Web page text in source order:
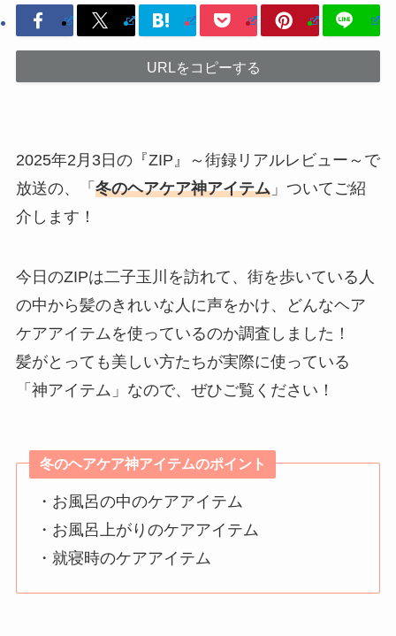
URLをコピーする
2025年2月3日の『ZIP』～街録リアルレビュー～で
放送の、「 冬のヘアケア神アイテム」ついてご紹
介します！
今日のZIPは二子玉川を訪れて、街を歩いている人
の中から髪のきれいな人に声をかけ、どんなヘア
ケアアイテムを使っているのか調査しました！
髪がとっても美しい方たちが実際に使っている
「神アイテム」なので、ぜひご覧ください！
冬のヘアケア神アイテムのポイント
・お風呂の中のケアアイテム
・お風呂上がりのケアアイテム
・就寝時のケアアイテム